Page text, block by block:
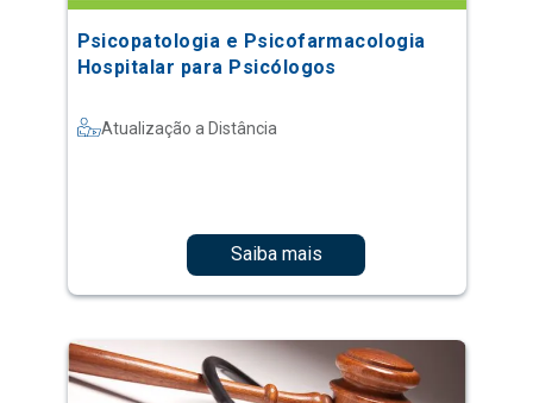
Psicopatologia e Psicofarmacologia
Hospitalar para Psicólogos
Atualização a Distância
Saiba mais